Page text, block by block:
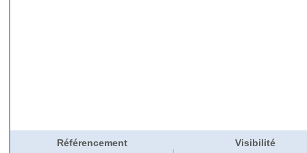
Référencement Visibilité